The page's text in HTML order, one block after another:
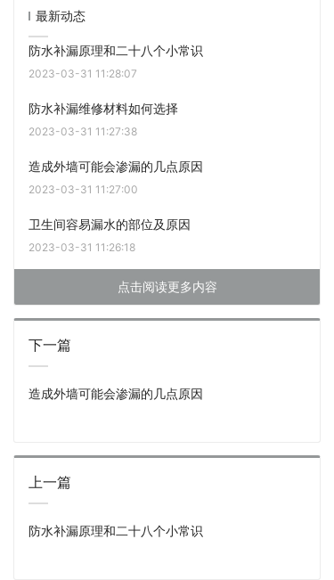
最新动态
防水补漏原理和二十八个小常识
2023-03-31 11:28:07
防水补漏维修材料如何选择
2023-03-31 11:27:38
造成外墙可能会渗漏的几点原因
2023-03-31 11:27:00
卫生间容易漏水的部位及原因
2023-03-31 11:26:18
点击阅读更多内容
下一篇
造成外墙可能会渗漏的几点原因
上一篇
防水补漏原理和二十八个小常识